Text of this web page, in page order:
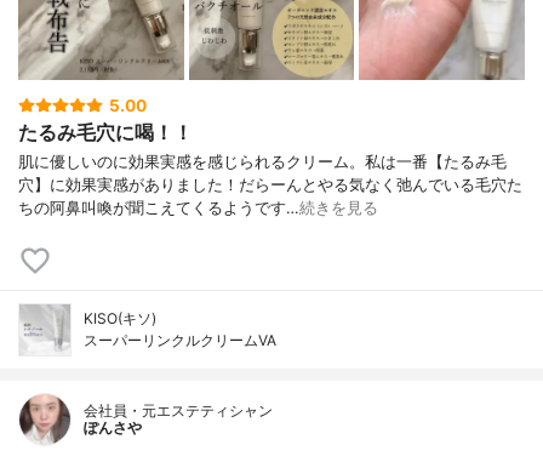
5.00
たるみ毛穴に喝！！
肌に優しいのに効果実感を感じられるクリーム。私は一番【たるみ毛
穴】に効果実感がありました！だらーんとやる気なく弛んでいる毛穴た
ちの阿鼻叫喚が聞こえてくるようです…続きを見る
KISO(キソ)
スーパーリンクルクリームVA
会社員・元エステティシャン
ぽんさや